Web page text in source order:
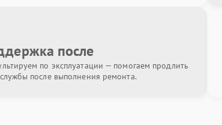
после
по эксплуатации — помогаем продлить
после выполнения ремонта.